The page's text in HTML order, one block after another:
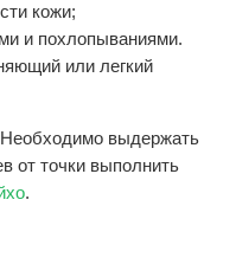
кожи;
и похлопываниями.
или легкий
выдержать
от точки выполнить
.